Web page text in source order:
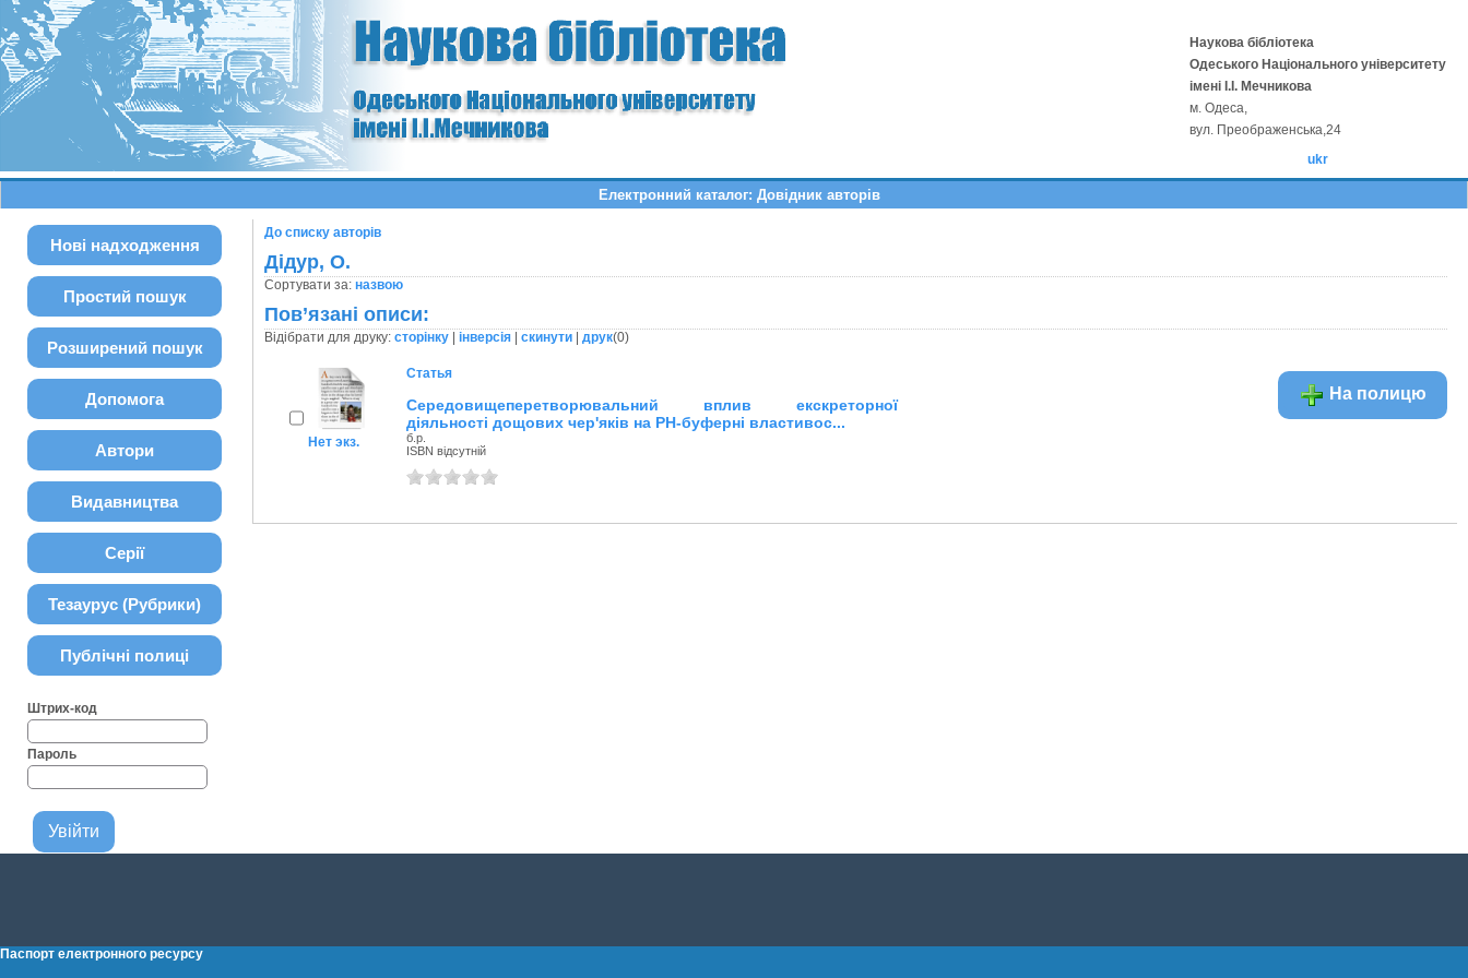
Наукова бібліотека
Одеського Національного університету
імені І.І. Мечникова
м. Одеса,
вул. Преображенська,24
ukr
Електронний каталог: Довідник авторів
Нові надходження
Простий пошук
Розширений пошук
Допомога
Автори
Видавництва
Серії
Тезаурус (Рубрики)
Публічні полиці
Штрих-код
Пароль
До списку авторів
Дідур, О.
Сортувати за: назвою
Пов’язані описи:
Відібрати для друку: сторінку| інверсія| скинути| друк(0)
Нет экз.
Статья
Середовищеперетворювальний вплив екскреторної
діяльності дощових чер'яків на РН-буферні властивос...
б.р.
ISBN відсутній
На полицю
Паспорт електронного ресурсу